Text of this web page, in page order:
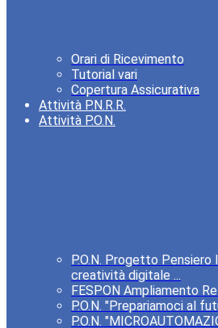
Orari di Ricevimento
Tutorial vari
Copertura Assicurativa
Attività P.N.R.R.
Attività P.O.N.
P.O.N. Progetto
creatività digitale ...
FESPON Ampliamento
P.O.N. "Prepariamoci al
P.O.N.